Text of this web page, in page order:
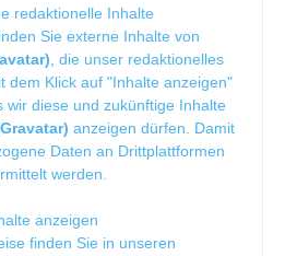
redaktionelle Inhalte
Sie externe Inhalte von
, die unser redaktionelles
dem Klick auf "Inhalte anzeigen"
wir diese und zukünftige Inhalte
anzeigen dürfen. Damit
Daten an Drittplattformen
werden.
anzeigen
finden Sie in unseren